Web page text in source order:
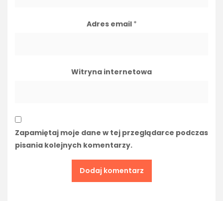
Adres email *
Witryna internetowa
Zapamiętaj moje dane w tej przeglądarce podczas
pisania kolejnych komentarzy.